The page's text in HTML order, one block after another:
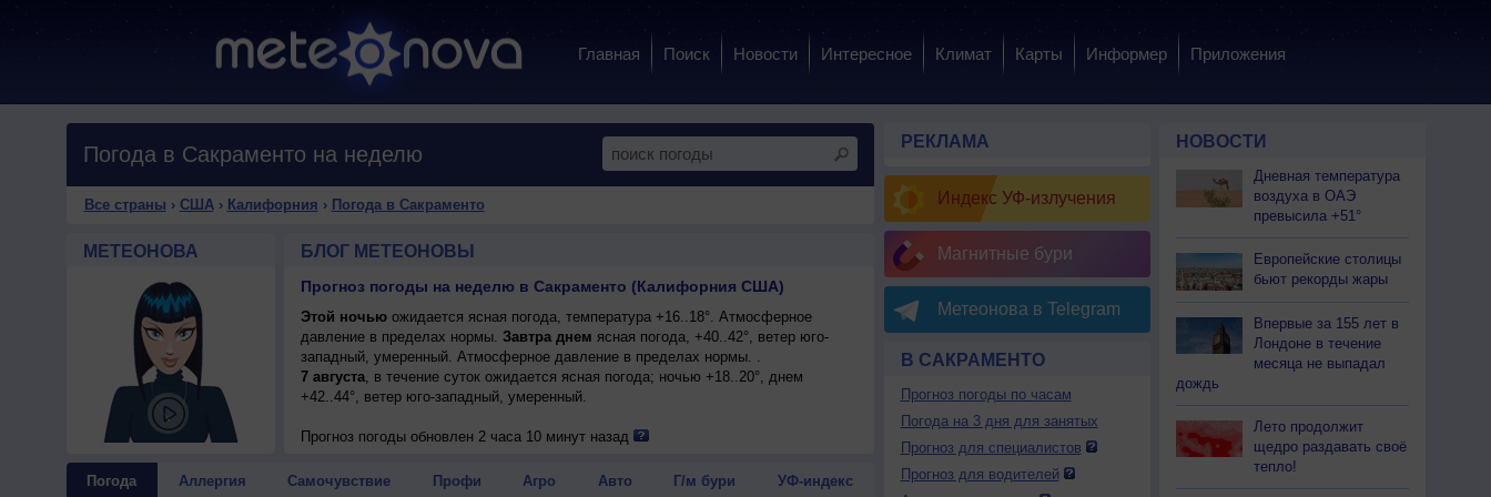
Главная Поиск Новости Интересное Климат Карты Информер Приложения
Погода в Сакраменто на неделю
Все страны › США› Калифорния › Погода в Сакраменто
МЕТЕОНОВА БЛОГ МЕТЕОНОВЫ
Прогноз погоды на неделю в Сакраменто (Калифорния США)
Этой ночьюожидается ясная погода, температура +16..18°. Атмосферное
давление в пределах нормы. Завтра днем ясная погода, +40..42°, ветер юго-
западный, умеренный. Атмосферное давление в пределах нормы. .
7 августа, в течение суток ожидается ясная погода; ночью +18..20°, днем
+42..44°, ветер юго-западный, умеренный.
Прогноз погоды обновлен 2 часа 10 минут назад
Погода Аллергия Самочувствие Профи Агро Авто Г/м бури УФ-индекс
РЕКЛАМА
Индекс УФ-излучения
Магнитные бури
Метеонова в Telegram
В САКРАМЕНТО
Прогноз погоды по часам
Погода на 3 дня для занятых
Прогноз для специалистов
Прогноз для водителей
НОВОСТИ
Дневная температура
воздуха в ОАЭ
превысила +51°
Европейские столицы
бьют рекорды жары
Впервые за 155 лет в
Лондоне в течение
месяца не выпадал
дождь
Лето продолжит
щедро раздавать своё
тепло!